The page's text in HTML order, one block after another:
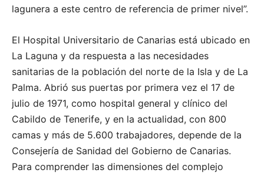
lagunera a este centro de referencia de primer nivel”.
El Hospital Universitario de Canarias está ubicado en
La Laguna y da respuesta a las necesidades
sanitarias de la población del norte de la Isla y de La
Palma. Abrió sus puertas por primera vez el 17 de
julio de 1971, como hospital general y clínico del
Cabildo de Tenerife, y en la actualidad, con 800
camas y más de 5.600 trabajadores, depende de la
Consejería de Sanidad del Gobierno de Canarias.
Para comprender las dimensiones del complejo